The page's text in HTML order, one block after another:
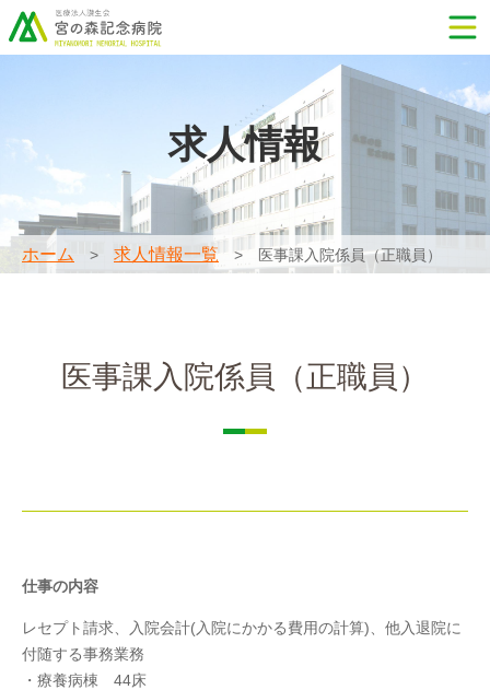
求人情報
ホーム 求人情報一覧 医事課入院係員（正職員）
医事課入院係員（正職員）
仕事の内容
レセプト請求、入院会計(入院にかかる費用の計算)、他入退院に
付随する事務業務
・療養病棟 44床